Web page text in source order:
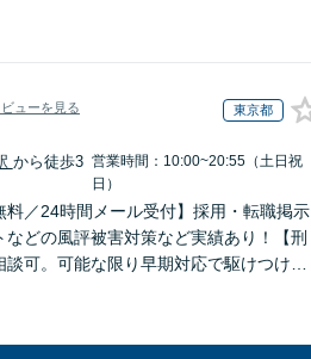
ューを見る 東京都
から徒歩3 営業時間：10:00~20:55（土日祝
日）
料／24時間メール受付】採用・転職掲示
どの風評被害対策など実績あり！【刑
可。可能な限り早期対応で駆けつけサ